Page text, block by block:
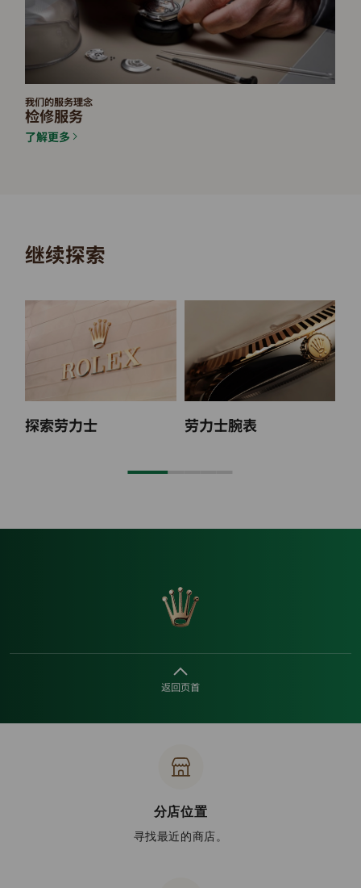
我们的服务理念
检修服务
了解更多
继续探索
探索劳力士 劳力士腕表
返回页首
分店位置
寻找最近的商店。